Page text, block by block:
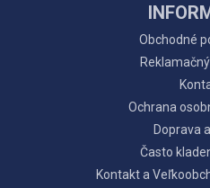
Obchodné
Ochrana
Doprava
Často
Kontakt a